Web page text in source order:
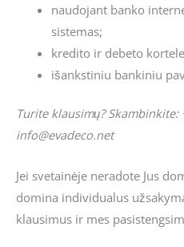
naudojant banko
sistemas;
kredito ir debeto
išankstiniu bankiniu
Turite klausimų? Skambinkite:
info@evadeco.net
Jei svetainėje neradote Jus
domina individualus
klausimus ir mes